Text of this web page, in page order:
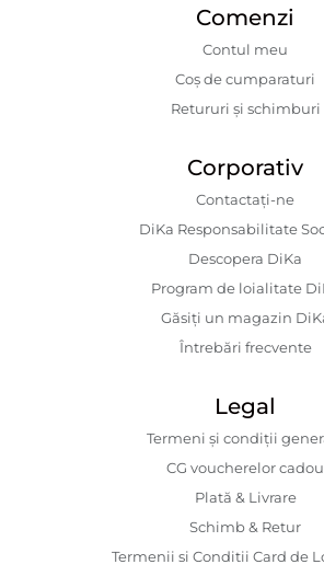
Comenzi
Contul meu
Coș de cumparaturi
Retururi și schimburi
Corporativ
Contactaţi-ne
DiKa Responsabilitate
Descopera DiKa
Program de loialitate
Găsiți un magazin
Întrebări frecvente
Legal
Termeni și condiții
CG voucherelor cadou
Plată & Livrare
Schimb & Retur
Termenii si Conditii Card de